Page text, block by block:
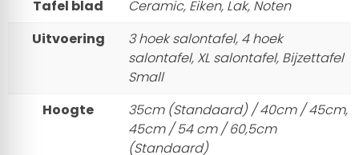
Tafel blad
Ceramic, Eiken, Lak, Noten
Uitvoering
3 hoek salontafel, 4 hoek
salontafel, XL salontafel, Bijzettafel
Small
Hoogte
35cm (Standaard) / 40cm / 45cm,
45cm / 54 cm / 60,5cm
(Standaard)